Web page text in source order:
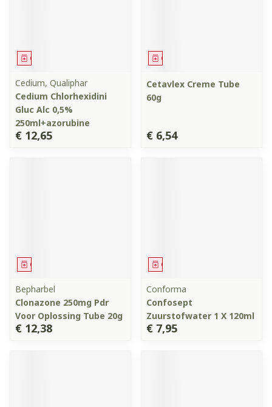
Geneesmiddel
Cedium, Qualiphar
Cedium Chlorhexidini
Gluc Alc 0,5%
250ml+azorubine
€ 12,65
Geneesmiddel
Cetavlex Creme Tube
60g
€ 6,54
Geneesmiddel
Bepharbel
Clonazone 250mg Pdr
Voor Oplossing Tube 20g
€ 12,38
Geneesmiddel
Conforma
Confosept
Zuurstofwater 1 X 120ml
€ 7,95